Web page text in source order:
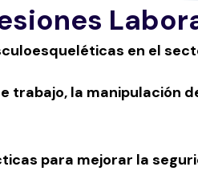
en el
trabajo, la manipulación
para mejorar la